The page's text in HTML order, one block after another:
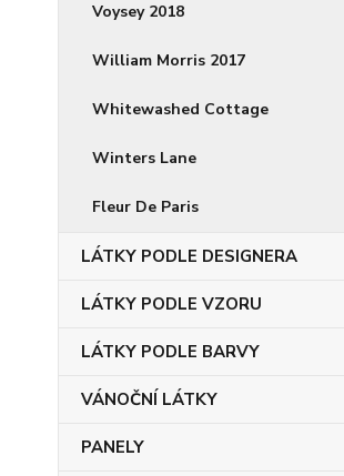
Voysey 2018
William Morris 2017
Whitewashed Cottage
Winters Lane
Fleur De Paris
LÁTKY PODLE DESIGNERA
LÁTKY PODLE VZORU
LÁTKY PODLE BARVY
VÁNOČNÍ LÁTKY
PANELY